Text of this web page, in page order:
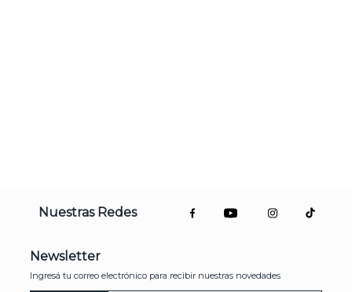
Nuestras Redes
Newsletter
Ingresá tu correo electrónico para recibir nuestras novedades